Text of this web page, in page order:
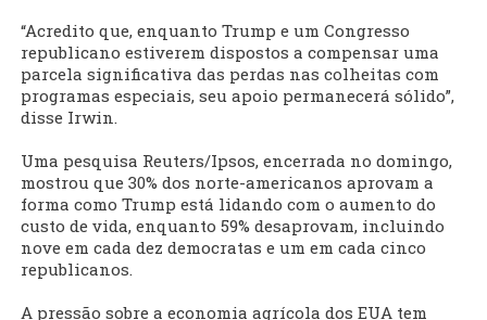
“Acredito que, enquanto Trump e um Congresso
republicano estiverem dispostos a compensar uma
parcela significativa das perdas nas colheitas com
programas especiais, seu apoio permanecerá sólido”,
disse Irwin.
Uma pesquisa Reuters/Ipsos, encerrada no domingo,
mostrou que 30% dos norte-americanos aprovam a
forma como Trump está lidando com o aumento do
custo de vida, enquanto 59% desaprovam, incluindo
nove em cada dez democratas e um em cada cinco
republicanos.
A pressão sobre a economia agrícola dos EUA tem